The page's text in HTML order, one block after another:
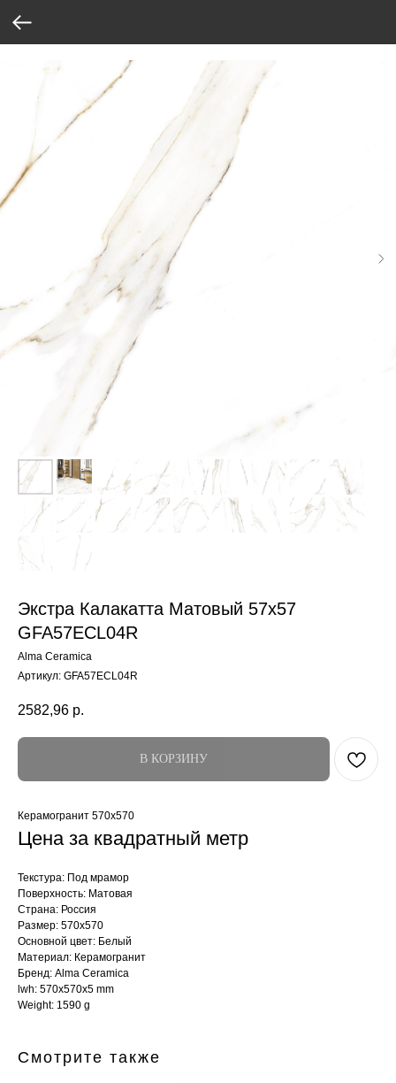
Экстра Калакатта Матовый 57x57
GFA57ECL04R
Alma Ceramica
Артикул: GFA57ECL04R
2582,96 р.
В КОРЗИНУ
Керамогранит 570x570
Цена за квадратный метр
Текстура: Под мрамор
Поверхность: Матовая
Страна: Россия
Размер: 570x570
Основной цвет: Белый
Материал: Керамогранит
Бренд: Alma Ceramica
lwh: 570x570x5 mm
Weight: 1590 g
Смотрите также